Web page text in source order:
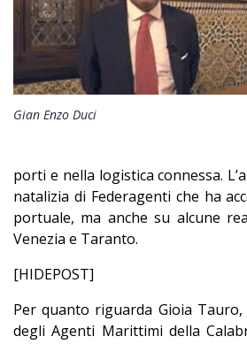
Gian Enzo Duci
porti e nella logistica connessa.
natalizia di Federagenti che ha
portuale, ma anche su alcune
Venezia e Taranto.
[HIDEPOST]
Per quanto riguarda Gioia
degli Agenti Marittimi della